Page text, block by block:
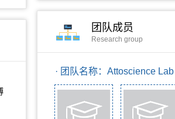
团队成员
Research group
· 团队名称：Attoscience Lab